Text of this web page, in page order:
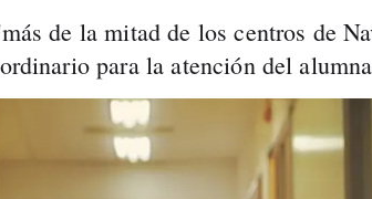
de la mitad de los centros de
para la atención del